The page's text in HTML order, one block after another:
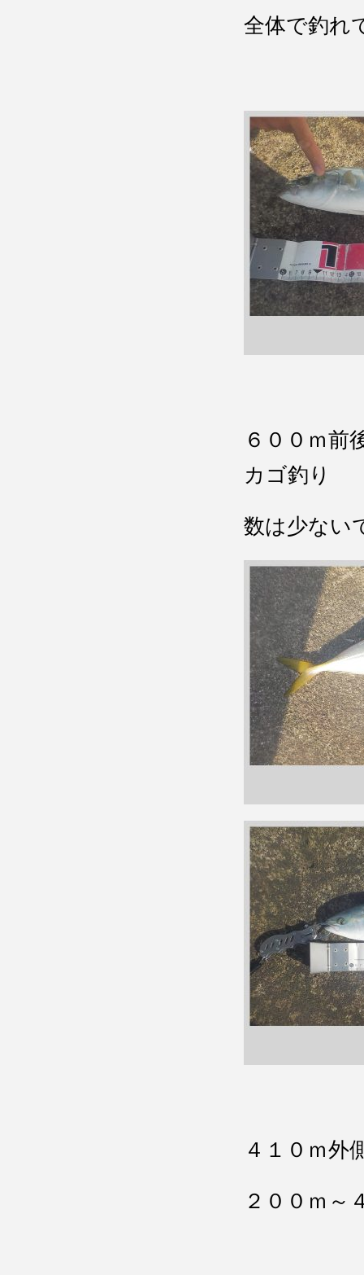
全体で釣れ
６００ｍ
カゴ釣り
数は少ない
４１０ｍ
２００ｍ～